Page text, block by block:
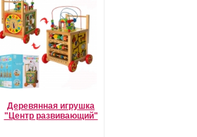
Деревянная игрушка
"Центр развивающий"